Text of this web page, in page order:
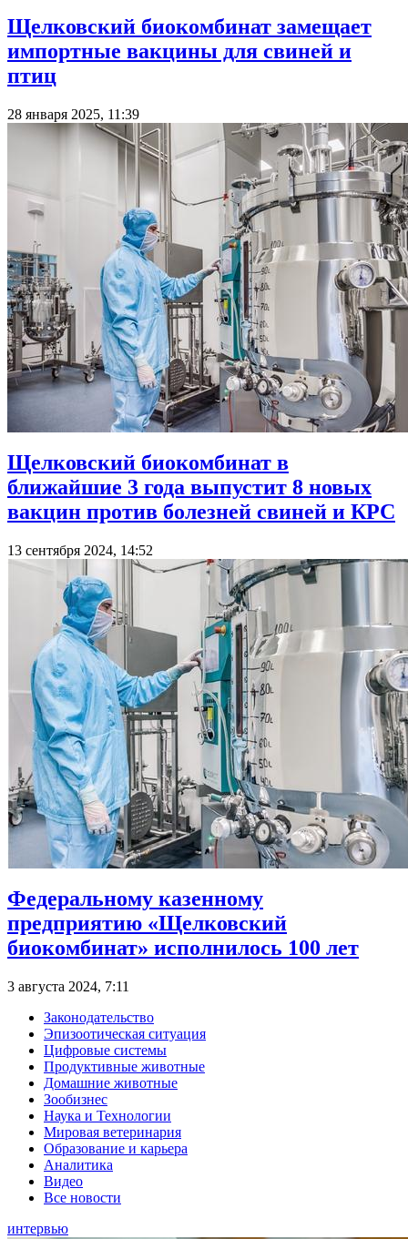
Щелковский биокомбинат замещает
импортные вакцины для свиней и
птиц
28 января 2025, 11:39
Щелковский биокомбинат в
ближайшие 3 года выпустит 8 новых
вакцин против болезней свиней и КРС
13 сентября 2024, 14:52
Федеральному казенному
предприятию «Щелковский
биокомбинат» исполнилось 100 лет
3 августа 2024, 7:11
Законодательство
Эпизоотическая ситуация
Цифровые системы
Продуктивные животные
Домашние животные
Зообизнес
Наука и Технологии
Мировая ветеринария
Образование и карьера
Аналитика
Видео
Все новости
интервью